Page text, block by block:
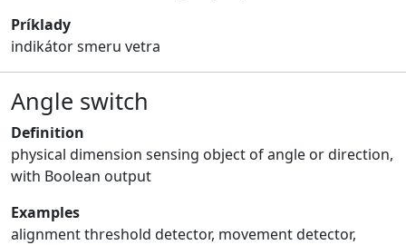
Príklady
indikátor smeru vetra
Angle switch
Definition
physical dimension sensing object of angle or direction,
with Boolean output
Examples
alignment threshold detector, movement detector,